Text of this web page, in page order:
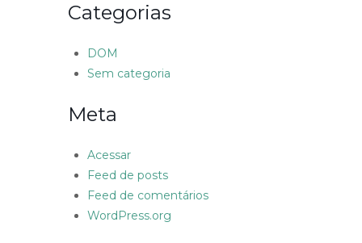
Categorias
DOM
Sem categoria
Meta
Acessar
Feed de posts
Feed de comentários
WordPress.org